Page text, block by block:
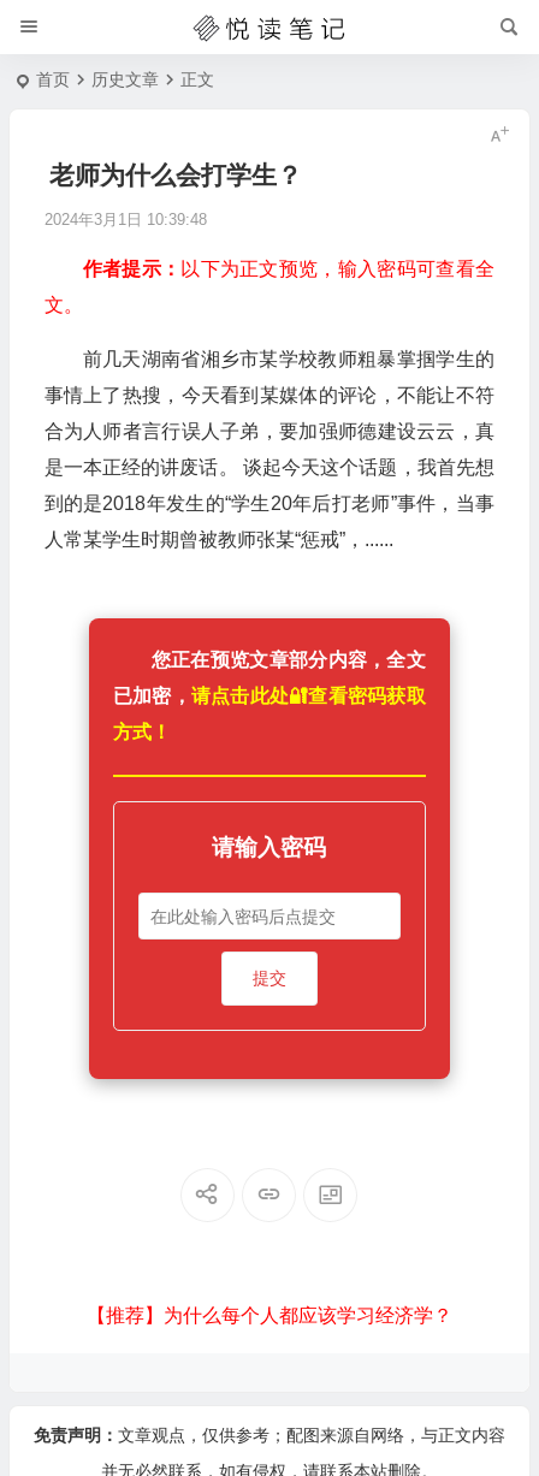
首页 历史文章 正文
老师为什么会打学生？
2024年3月1日 10:39:48
作者提示： 以下为正文预览，输入密码可查看全
文。
前几天湖南省湘乡市某学校教师粗暴掌掴学生的
事情上了热搜，今天看到某媒体的评论，不能让不符
合为人师者言行误人子弟，要加强师德建设云云，真
是一本正经的讲废话。 谈起今天这个话题，我首先想
到的是2018年发生的“学生20年后打老师”事件，当事
人常某学生时期曾被教师张某“惩戒”，......
您正在预览文章部分内容，全文
已加密， 请点击此处🔐️查看密码获取
方式！
请输入密码
【推荐】为什么每个人都应该学习经济学？
免责声明： 文章观点，仅供参考；配图来源自网络，与正文内容
并无必然联系，如有侵权，请联系本站删除。